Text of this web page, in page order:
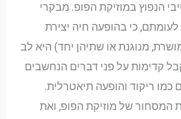
הנפוץ במוזיקת הפופ. מבקרי
לעומתם, כי בהופעה חיה יצירת
מנוגנת או שתיהן יחד) היא לב
קדימות על פני דברים הנחשבים
כמו ריקוד והופעה תיאטרלית.
המסחור של מוזיקת הפופ, ואת